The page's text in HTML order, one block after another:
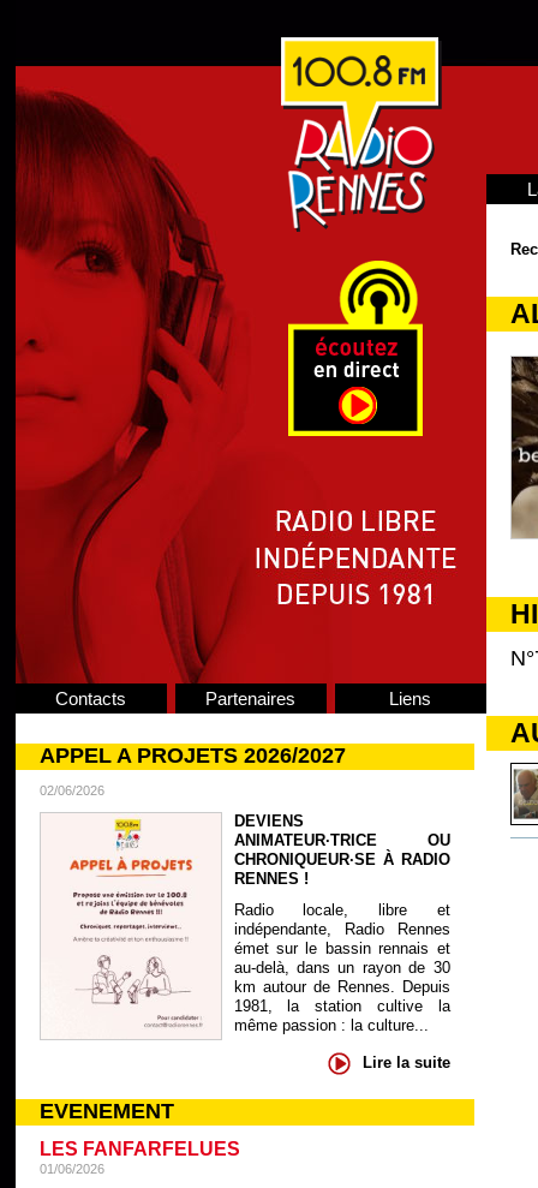
Contacts Partenaires Liens
APPEL A PROJETS 2026/2027
02/06/2026
DEVIENS
ANIMATEUR·TRICE OU
CHRONIQUEUR·SE À RADIO
RENNES !
Radio locale, libre et
indépendante, Radio Rennes
émet sur le bassin rennais et
au-delà, dans un rayon de 30
km autour de Rennes. Depuis
1981, la station cultive la
même passion : la culture...
Lire la suite
EVENEMENT
LES FANFARFELUES
01/06/2026